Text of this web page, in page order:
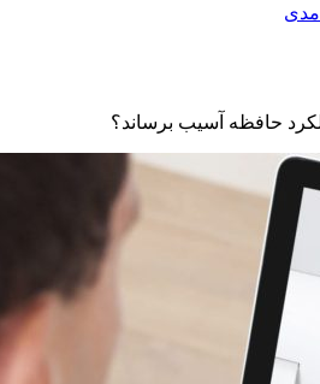
حافظه آسیب برساند؟